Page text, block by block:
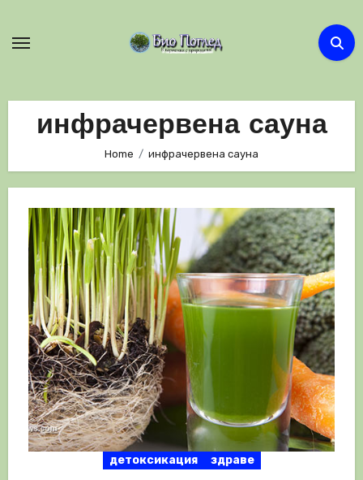
инфрачервена сауна
Home инфрачервена сауна
детоксикация здраве